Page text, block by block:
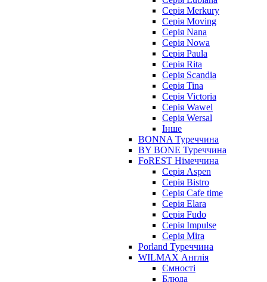
Серія Merkury
Серія Moving
Серія Nana
Серія Nowa
Серія Paula
Серія Rita
Серія Scandia
Серія Tina
Серія Victoria
Серія Wawel
Серія Wersal
Інше
BONNA Туреччина
BY BONE Туреччина
FoREST Німеччина
Серія Aspen
Серія Bistro
Серія Cafe time
Серія Elara
Серія Fudo
Серія Impulse
Серія Mira
Porland Туреччина
WILMAX Англія
Ємності
Блюда